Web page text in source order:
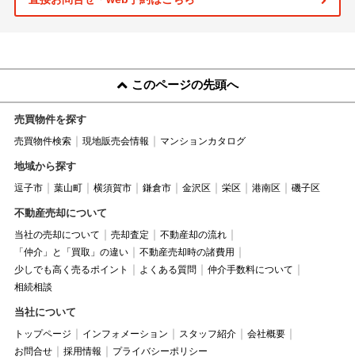
このページの先頭へ
売買物件を探す
売買物件検索 現地販売会情報 マンションカタログ
地域から探す
逗子市 葉山町 横須賀市 鎌倉市 金沢区 栄区 港南区 磯子区
不動産売却について
当社の売却について 売却査定
不動産却の流れ
「仲介」と「買取」の違い
不動産売却時の諸費用
少しでも高く売るポイント
よくある質問
仲介手数料について
相続相談
当社について
トップページ インフォメーション スタッフ紹介
会社概要
お問合せ
採用情報 プライバシーポリシー